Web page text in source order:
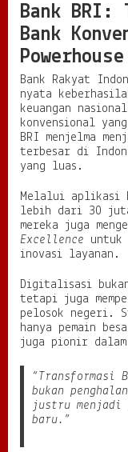
Bank BRI:
Bank
Powerhouse
Bank Rakyat
nyata
keuangan
konvensional
BRI menjelma
terbesar di
yang luas.
Melalui aplikasi
lebih dari 30
mereka juga
Excellence untuk
inovasi layanan.
Digitalisasi
tetapi juga
pelosok negeri.
hanya pemain
juga pionir
“Transformasi
bukan
justru menjadi
baru.”